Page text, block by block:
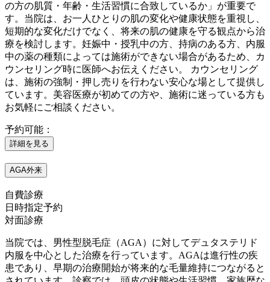
の方の肌質・年齢・生活習慣に合致しているか」が重要で
す。当院は、お一人ひとりの肌の変化や健康状態を重視し、
短期的な変化だけでなく、将来の肌の健康を守る観点から治
療を検討します。妊娠中・授乳中の方、持病のある方、内服
中の薬の種類によっては施術ができない場合があるため、カ
ウンセリング時に医師へお伝えください。 カウンセリング
は、施術の強制・押し売りを行わない安心な場として提供し
ています。美容医療が初めての方や、施術に迷っている方も
お気軽にご相談ください。
予約可能：
詳細を見る
AGA外来
自費診療
日時指定予約
対面診療
当院では、男性型脱毛症（AGA）に対してデュタステリド
内服を中心とした治療を行っています。AGAは進行性の疾
患であり、早期の治療開始が将来的な毛量維持につながると